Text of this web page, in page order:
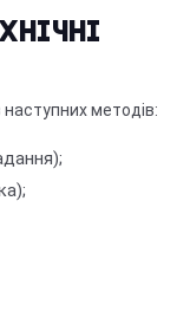
методів: